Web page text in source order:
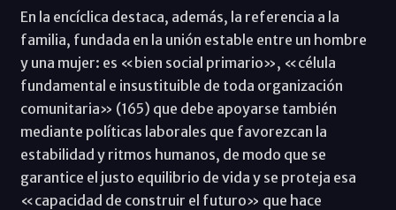
En la encíclica destaca, además, la referencia a la
familia, fundada en la unión estable entre un hombre
y una mujer: es «bien social primario», «célula
fundamental e insustituible de toda organización
comunitaria» (165) que debe apoyarse también
mediante políticas laborales que favorezcan la
estabilidad y ritmos humanos, de modo que se
garantice el justo equilibrio de vida y se proteja esa
«capacidad de construir el futuro» que hace